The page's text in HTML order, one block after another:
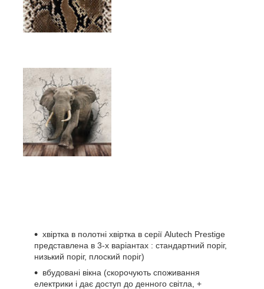
хвіртка в полотні хвіртка в серії Alutech Prestige
представлена в 3-х варіантах : стандартний поріг,
низький поріг, плоский поріг)
вбудовані вікна (скорочують споживання
електрики і дає доступ до денного світла, +